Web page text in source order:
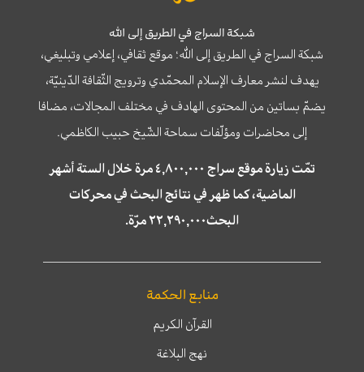
شبكة السراج في الطريق إلى الله
شبكة السراج في الطريق إلى الله؛ موقع ثقافي، إعلامي وتبليغي،
يهدف لنشر معارف الإسلام المحمّدي وترويج الثّقافة الدّينيّة،
يضمّ بساتين من المحتوى الهادف في مختلف المجالات، مضافا
إلى محاضرات ومؤلّفات سماحة الشّيخ حبيب الكاظمي.
تمّت زيارة موقع سراج ٤,٨٠٠,٠٠٠ مرة خلال الستة أشهر
الماضية، كما ظهر في نتائج البحث في محركات
البحث٢٢,٢٩٠,٠٠٠ مرّة.
منابع الحكمة
القرآن الكريم
نهج البلاغة